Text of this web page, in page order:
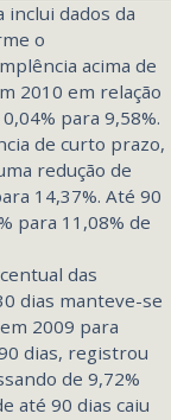
dados da
o
acima de
2010 em relação
para 9,58%.
de curto prazo,
redução de
14,37%. Até 90
para 11,08% de
das
dias manteve-se
2009 para
dias, registrou
de 9,72%
até 90 dias caiu